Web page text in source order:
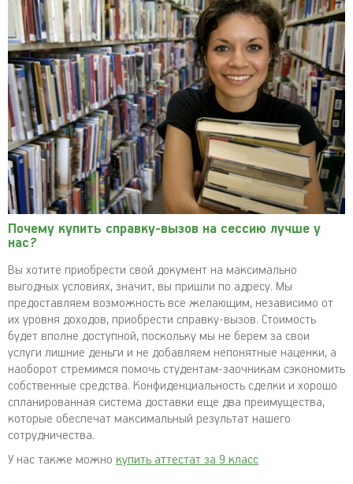
Почему купить справку-вызов на сессию лучше у
нас?
Вы хотите приобрести свой документ на максимально
выгодных условиях, значит, вы пришли по адресу. Мы
предоставляем возможность все желающим, независимо от
их уровня доходов, приобрести справку-вызов. Стоимость
будет вполне доступной, поскольку мы не берем за свои
услуги лишние деньги и не добавляем непонятные наценки, а
наоборот стремимся помочь студентам-заочникам сэкономить
собственные средства. Конфиденциальность сделки и хорошо
спланированная система доставки еще два преимущества,
которые обеспечат максимальный результат нашего
сотрудничества.
У нас также можно купить аттестат за 9 класс